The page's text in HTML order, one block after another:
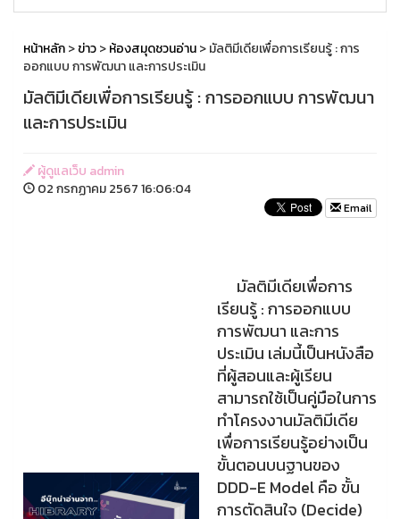
หน้าหลัก>ข่าว>ห้องสมุดชวนอ่าน> มัลติมีเดียเพื่อการเรียนรู้ : การ
ออกแบบ การพัฒนา และการประเมิน
มัลติมีเดียเพื่อการเรียนรู้ : การออกแบบ การพัฒนา
และการประเมิน
ผู้ดูแลเว็บ admin
02 กรกฏาคม 2567 16:06:04
Email
มัลติมีเดียเพื่อการ
เรียนรู้ : การออกแบบ
การพัฒนา และการ
ประเมิน เล่มนี้เป็นหนังสือ
ที่ผู้สอนและผู้เรียน
สามารถใช้เป็นคู่มือในการ
ทำโครงงานมัลติมีเดีย
เพื่อการเรียนรู้อย่างเป็น
ขั้นตอนบนฐานของ
DDD-E Model คือ ขั้น
การตัดสินใจ (Decide)